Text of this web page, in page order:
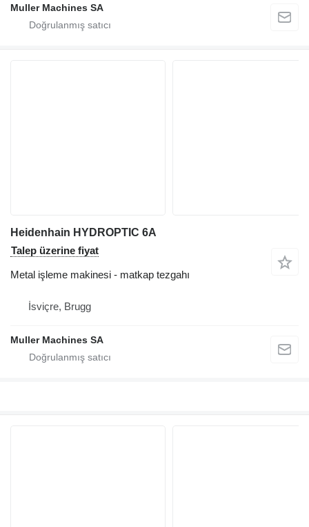
Muller Machines SA
Heidenhain HYDROPTIC 6A
Talep üzerine fiyat
Metal işleme makinesi - matkap tezgahı
İsviçre, Brugg
Muller Machines SA